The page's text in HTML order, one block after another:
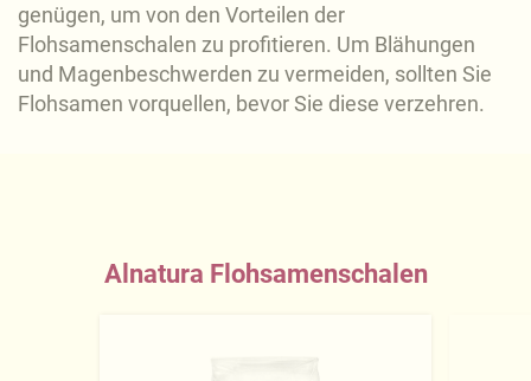
genügen, um von den Vorteilen der
Flohsamenschalen zu profitieren. Um Blähungen
und Magenbeschwerden zu vermeiden, sollten Sie
Flohsamen vorquellen, bevor Sie diese verzehren.
Alnatura Flohsamenschalen